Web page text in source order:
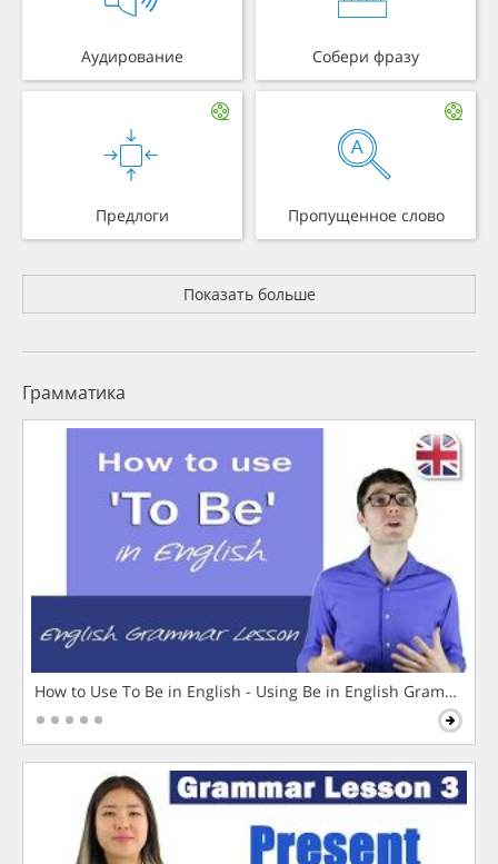
Аудирование Собери фразу
Предлоги Пропущенное слово
Показать больше
Грамматика
How to Use To Be in English - Using Be in English Grammar